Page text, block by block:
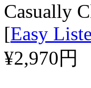
Casually
[Easy
¥2,970円